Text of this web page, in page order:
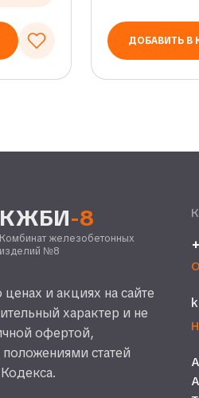
ДОБАВИТЬ В
КЖБИ-8
Комбинат железобетонных
изделий №8
и акциях на сайте
характер и не
офертой,
статей